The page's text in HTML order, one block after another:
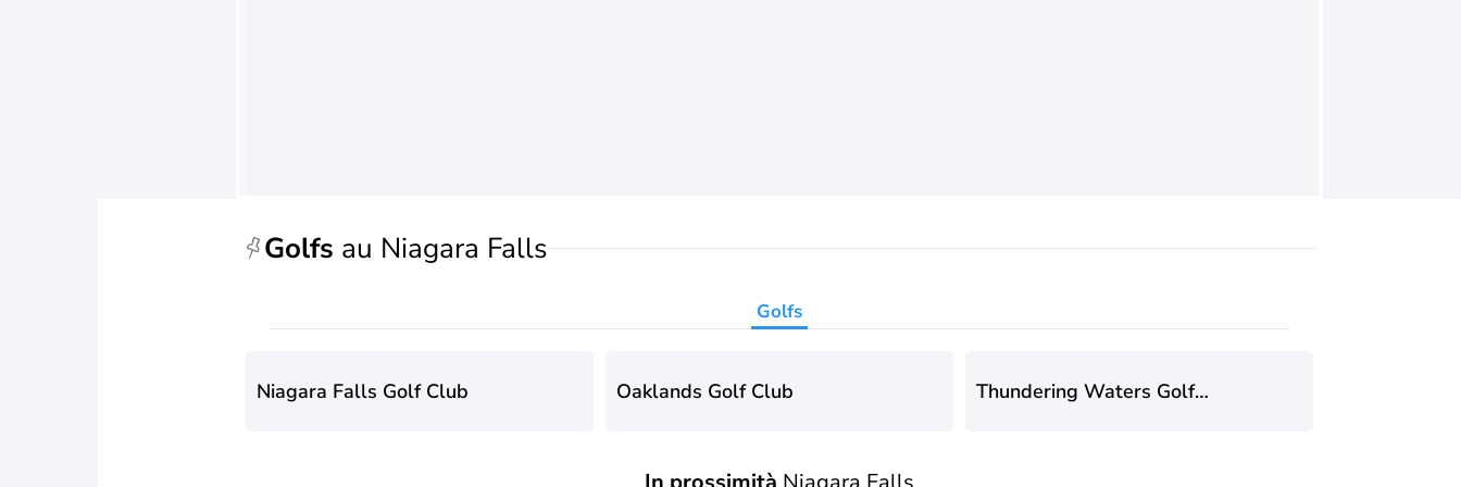
Golfs au Niagara Falls
Golfs
Niagara Falls Golf Club Oaklands Golf Club
Thundering Waters Golf